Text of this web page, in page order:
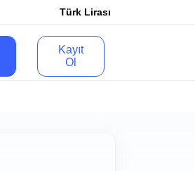
Türk Lirası
Kayıt
Ol